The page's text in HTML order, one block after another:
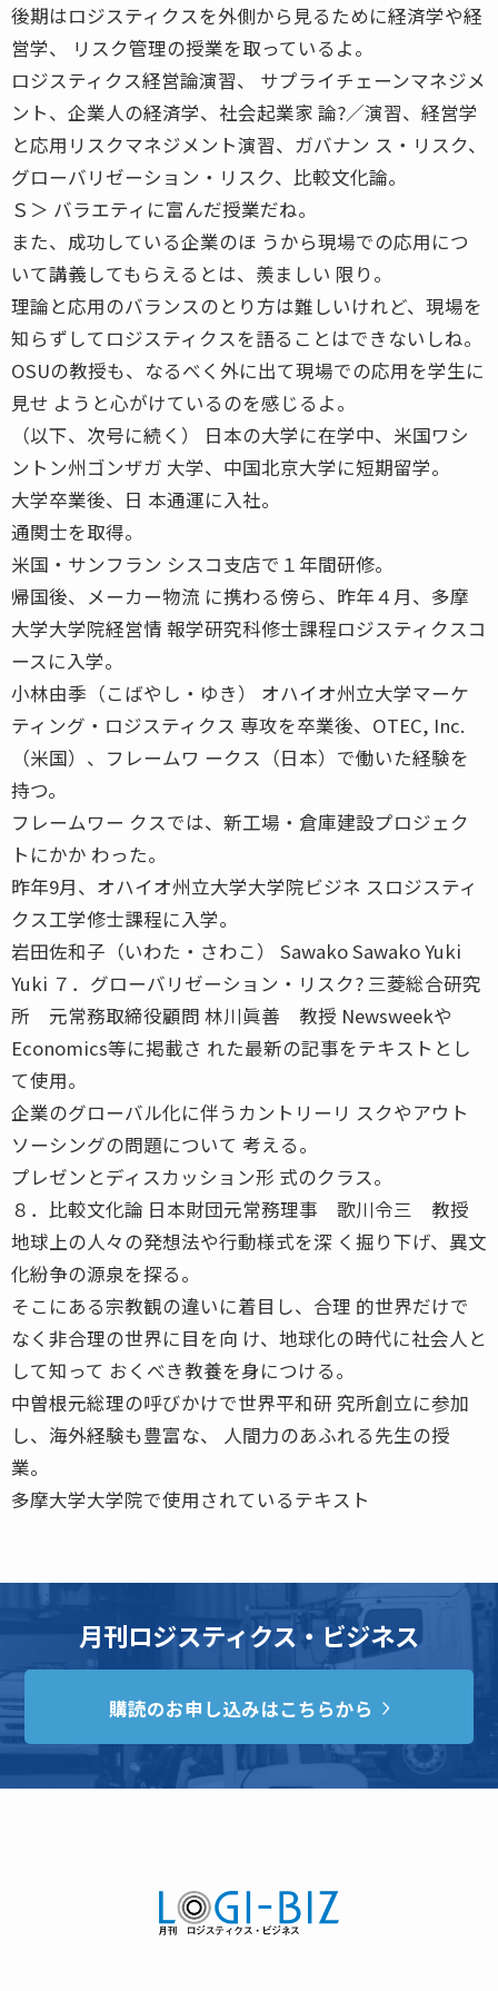
後期はロジスティクスを外側から見るために経済学や経
営学、 リスク管理の授業を取っているよ。
ロジスティクス経営論演習、 サプライチェーンマネジメ
ント、企業人の経済学、社会起業家 論?／演習、経営学
と応用リスクマネジメント演習、ガバナン ス・リスク、
グローバリゼーション・リスク、比較文化論。
Ｓ＞ バラエティに富んだ授業だね。
また、成功している企業のほ うから現場での応用につ
いて講義してもらえるとは、羨ましい 限り。
理論と応用のバランスのとり方は難しいけれど、現場を
知らずしてロジスティクスを語ることはできないしね。
OSUの教授も、なるべく外に出て現場での応用を学生に
見せ ようと心がけているのを感じるよ。
（以下、次号に続く） 日本の大学に在学中、米国ワシ
ントン州ゴンザガ 大学、中国北京大学に短期留学。
大学卒業後、日 本通運に入社。
通関士を取得。
米国・サンフラン シスコ支店で１年間研修。
帰国後、メーカー物流 に携わる傍ら、昨年４月、多摩
大学大学院経営情 報学研究科修士課程ロジスティクスコ
ースに入学。
小林由季（こばやし・ゆき） オハイオ州立大学マーケ
ティング・ロジスティクス 専攻を卒業後、OTEC, Inc.
（米国）、フレームワ ークス（日本）で働いた経験を
持つ。
フレームワー クスでは、新工場・倉庫建設プロジェク
トにかか わった。
昨年9月、オハイオ州立大学大学院ビジネ スロジスティ
クス工学修士課程に入学。
岩田佐和子（いわた・さわこ） Sawako Sawako Yuki
Yuki ７．グローバリゼーション・リスク? 三菱総合研究
所 元常務取締役顧問 林川眞善 教授 Newsweekや
Economics等に掲載さ れた最新の記事をテキストとし
て使用。
企業のグローバル化に伴うカントリーリ スクやアウト
ソーシングの問題について 考える。
プレゼンとディスカッション形 式のクラス。
８．比較文化論 日本財団元常務理事 歌川令三 教授
地球上の人々の発想法や行動様式を深 く掘り下げ、異文
化紛争の源泉を探る。
そこにある宗教観の違いに着目し、合理 的世界だけで
なく非合理の世界に目を向 け、地球化の時代に社会人と
して知って おくべき教養を身につける。
中曽根元総理の呼びかけで世界平和研 究所創立に参加
し、海外経験も豊富な、 人間力のあふれる先生の授
業。
多摩大学大学院で使用されているテキスト
月刊ロジスティクス・ビジネス
購読のお申し込みはこちらから